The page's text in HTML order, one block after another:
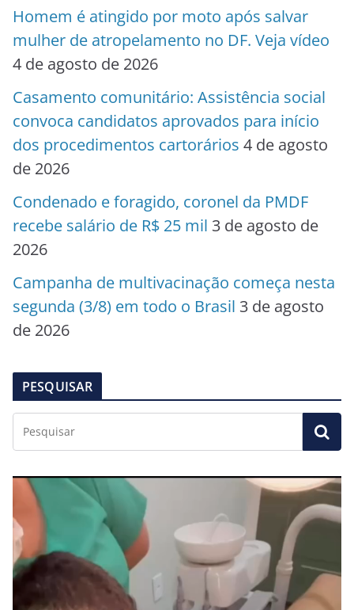
Homem é atingido por moto após salvar
mulher de atropelamento no DF. Veja vídeo
4 de agosto de 2026
Casamento comunitário: Assistência social
convoca candidatos aprovados para início
dos procedimentos cartorários 4 de agosto
de 2026
Condenado e foragido, coronel da PMDF
recebe salário de R$ 25 mil 3 de agosto de
2026
Campanha de multivacinação começa nesta
segunda (3/8) em todo o Brasil 3 de agosto
de 2026
PESQUISAR